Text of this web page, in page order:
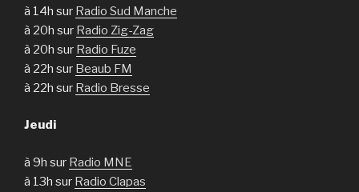
à 14h sur Radio Sud Manche
à 20h sur Radio Zig-Zag
à 20h sur Radio Fuze
à 22h sur Beaub FM
à 22h sur Radio Bresse
Jeudi
à 9h sur Radio MNE
à 13h sur Radio Clapas